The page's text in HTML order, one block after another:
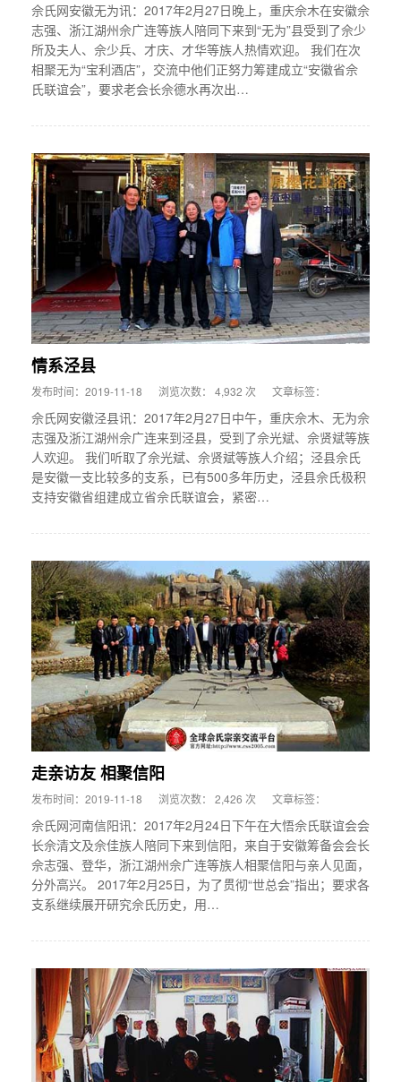
佘氏网安徽无为讯：2017年2月27日晚上，重庆佘木在安徽佘
志强、浙江湖州佘广连等族人陪同下来到“无为”县受到了佘少
所及夫人、佘少兵、才庆、才华等族人热情欢迎。 我们在次
相聚无为“宝利酒店”，交流中他们正努力筹建成立“安徽省佘
氏联谊会”，要求老会长佘德水再次出…
情系泾县
发布时间：2019-11-18 浏览次数： 4,932 次 文章标签：
佘氏网安徽泾县讯：2017年2月27日中午，重庆佘木、无为佘
志强及浙江湖州佘广连来到泾县，受到了佘光斌、佘贤斌等族
人欢迎。 我们听取了佘光斌、佘贤斌等族人介绍；泾县佘氏
是安徽一支比较多的支系，已有500多年历史，泾县佘氏极积
支持安徽省组建成立省佘氏联谊会，紧密…
走亲访友 相聚信阳
发布时间：2019-11-18 浏览次数： 2,426 次 文章标签：
佘氏网河南信阳讯：2017年2月24日下午在大悟佘氏联谊会会
长佘清文及佘佳族人陪同下来到信阳，来自于安徽筹备会会长
佘志强、登华，浙江湖州佘广连等族人相聚信阳与亲人见面，
分外高兴。 2017年2月25日，为了贯彻“世总会”指出；要求各
支系继续展开研究佘氏历史，用…